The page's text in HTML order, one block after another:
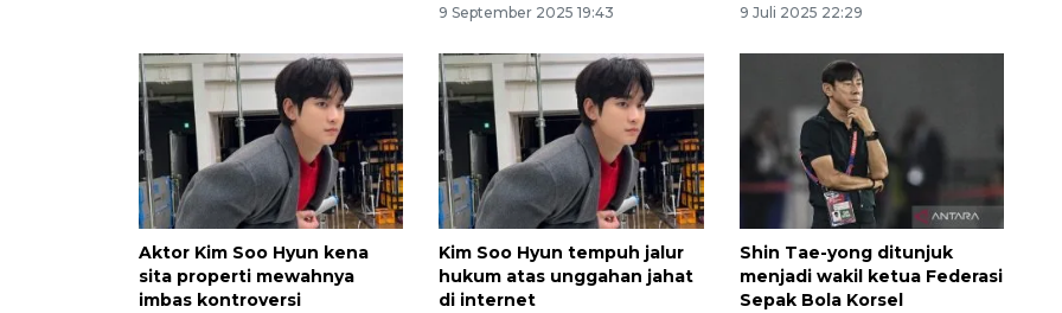
9 September 2025 19:43 9 Juli 2025 22:29
Aktor Kim Soo Hyun kena
sita properti mewahnya
imbas kontroversi
Kim Soo Hyun tempuh jalur
hukum atas unggahan jahat
di internet
Shin Tae-yong ditunjuk
menjadi wakil ketua Federasi
Sepak Bola Korsel
Ekonomi triwulan II-2026
tumbuh 5,29 persen
2026-08-06 18:45:00